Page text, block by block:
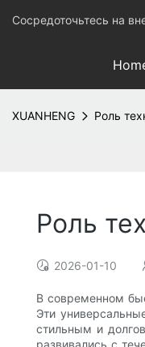
Сосредоточьтесь на
XUANHENG Роль
Роль
2026-01-10
В современном
Эти
стильным и